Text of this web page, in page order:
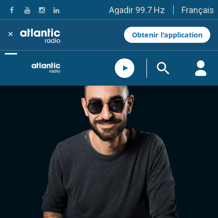
Agadir 99.7 Hz
Tanger 103.3 Hz
Tétouan 87.8 Hz
Fès 98.8 Hz
Meknès 97.2 Hz
El Jadida 97.3
Settat 104,6
Essaouira 96.6
Safi 92.3
Taza 103.0
Taounate 95.6
Tiznit 103.1
SkhourRhamna 92.2
Taroudant 104.9
Guelmim 91.9
Tan-Tan 95.2
Tafraout 104.9
Casablanca 92.5 Hz
Rabat, Salé 106.9 Hz
Marrakech 90.5 Hz
Français
× Obtenir l'application